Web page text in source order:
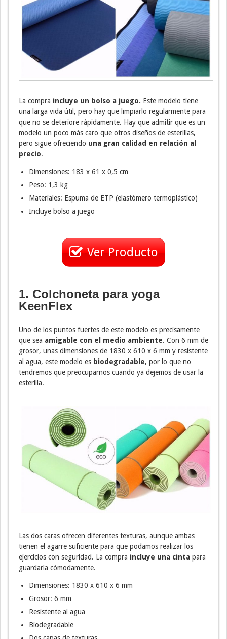
La compra incluye un bolso a juego. Este modelo tiene
una larga vida útil, pero hay que limpiarlo regularmente para
que no se deteriore rápidamente. Hay que admitir que es un
modelo un poco más caro que otros diseños de esterillas,
pero sigue ofreciendo una gran calidad en relación al
precio.
Dimensiones: 183 x 61 x 0,5 cm
Peso: 1,3 kg
Materiales: Espuma de ETP (elastómero termoplástico)
Incluye bolso a juego
Ver Producto
1. Colchoneta para yoga
KeenFlex
Uno de los puntos fuertes de este modelo es precisamente
que sea amigable con el medio ambiente. Con 6 mm de
grosor, unas dimensiones de 1830 x 610 x 6 mm y resistente
al agua, este modelo es biodegradable, por lo que no
tendremos que preocuparnos cuando ya dejemos de usar la
esterilla.
Las dos caras ofrecen diferentes texturas, aunque ambas
tienen el agarre suficiente para que podamos realizar los
ejercicios con seguridad. La compra incluye una cinta para
guardarla cómodamente.
Dimensiones: 1830 x 610 x 6 mm
Grosor: 6 mm
Resistente al agua
Biodegradable